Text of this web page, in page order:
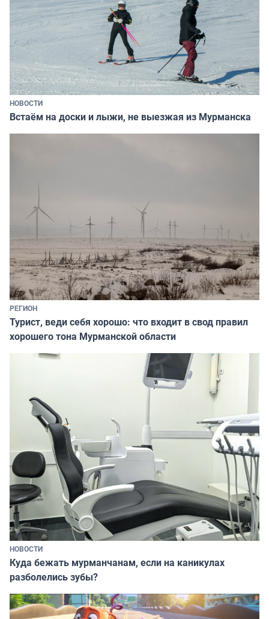
НОВОСТИ
Встаём на доски и лыжи, не выезжая из Мурманска
РЕГИОН
Турист, веди себя хорошо: что входит в свод правил
хорошего тона Мурманской области
НОВОСТИ
Куда бежать мурманчанам, если на каникулах
разболелись зубы?